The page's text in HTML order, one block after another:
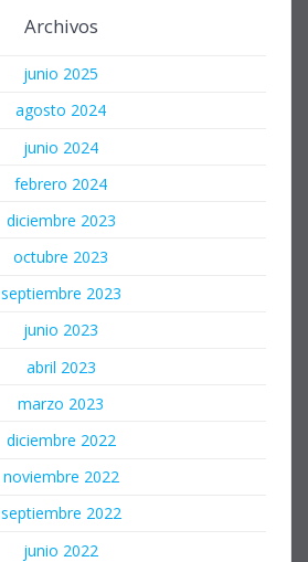
Archivos
junio 2025
agosto 2024
junio 2024
febrero 2024
diciembre 2023
octubre 2023
septiembre 2023
junio 2023
abril 2023
marzo 2023
diciembre 2022
noviembre 2022
septiembre 2022
junio 2022